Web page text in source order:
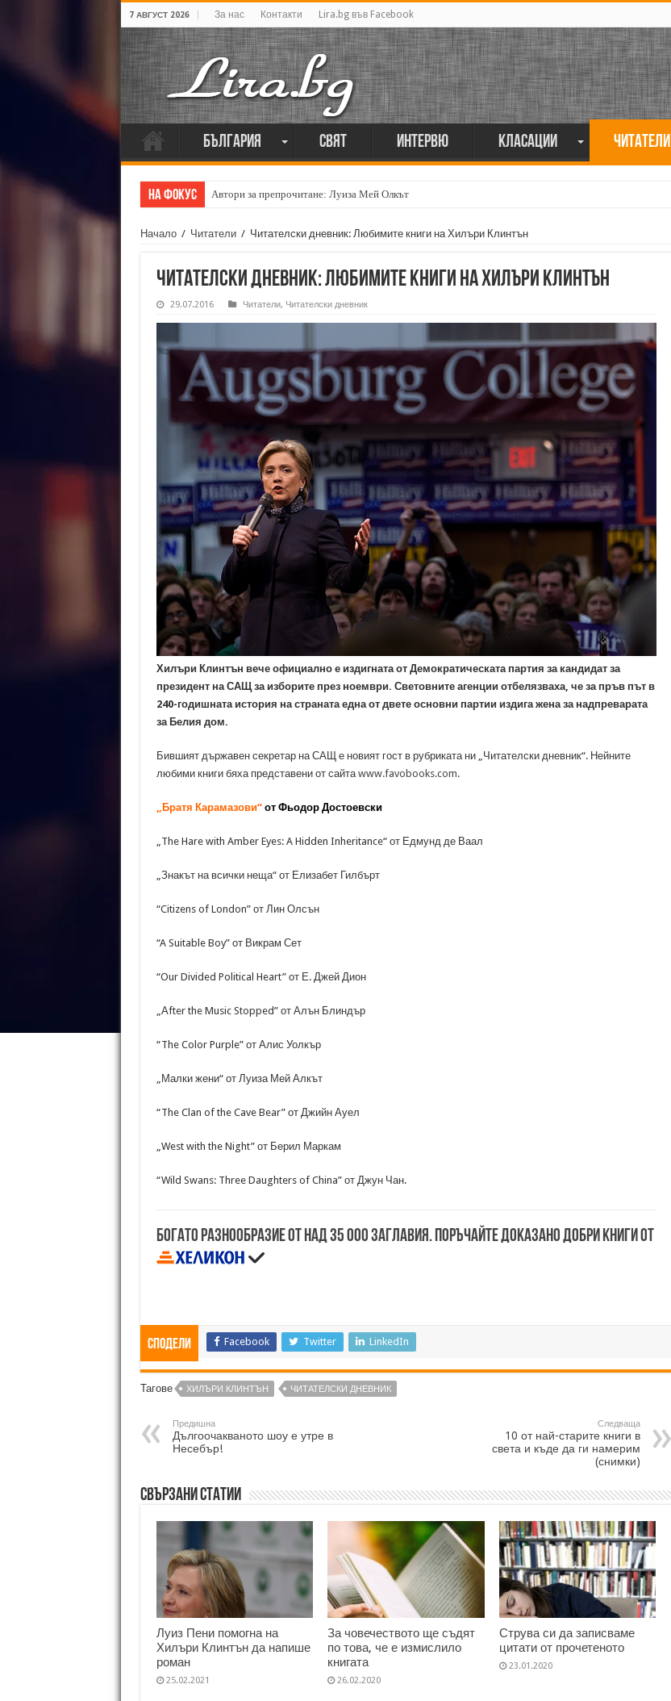
7 АВГУСТ 2026 За нас Контакти Lira.bg във Facebook
България Свят Интервю Класации Читатели
На фокус Автори за препрочитане: Луиза Мей Олкът
Начало / Читатели / Читателски дневник: Любимите книги на Хилъри Клинтън
Читателски дневник: Любимите книги на Хилъри Клинтън
29.07.2016 Читатели, Читателски дневник
Хилъри Клинтън вече официално е издигната от Демократическата партия за кандидат за
президент на САЩ за изборите през ноември. Световните агенции отбелязваха, че за пръв път в
240-годишната история на страната една от двете основни партии издига жена за надпреварата
за Белия дом.
Бившият държавен секретар на САЩ е новият гост в рубриката ни „Читателски дневник“. Нейните
любими книги бяха представени от сайтаwww.favobooks.com.
„Братя Карамазови“ от Фьодор Достоевски
„The Hare with Amber Eyes: A Hidden Inheritance“ от Едмунд де Ваал
„Знакът на всички неща“ от Елизабет Гилбърт
“Citizens of London” от Лин Олсън
“A Suitable Boy” от Викрам Сет
“Our Divided Political Heart” от Е. Джей Дион
„Аfter the Music Stopped” от Алън Блиндър
“The Color Purple” от Алис Уолкър
„Малки жени“ от Луиза Мей Алкът
“The Clan of the Cave Bear” от Джийн Ауел
„West with the Night” от Берил Маркам
“Wild Swans: Three Daughters of China” от Джун Чан.
Богато разнообразие от над 35 000 заглавия. Поръчайте доказано добри книги от
Сподели Facebook Twitter LinkedIn
Тагове ХИЛЪРИ КЛИНТЪН ЧИТАТЕЛСКИ ДНЕВНИК
Предишна
Дългоочакваното шоу е утре в
Несебър!
Следваща
10 от най-старите книги в
света и къде да ги намерим
(снимки)
Свързани статии
Луиз Пени помогна на
Хилъри Клинтън да напише
роман
25.02.2021
За човечеството ще съдят
по това, че е измислило
книгата
26.02.2020
Струва си да записваме
цитати от прочетеното
23.01.2020